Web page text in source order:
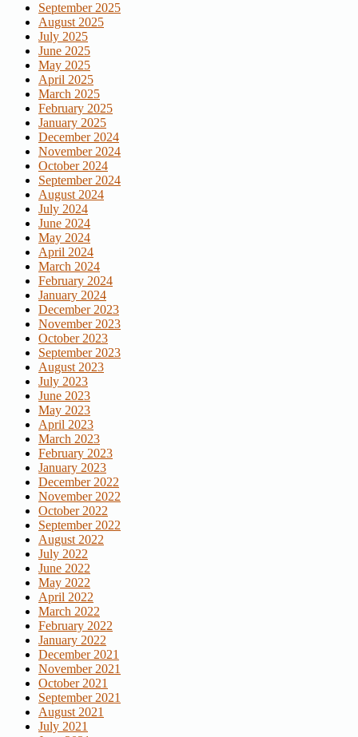
September 2025
August 2025
July 2025
June 2025
May 2025
April 2025
March 2025
February 2025
January 2025
December 2024
November 2024
October 2024
September 2024
August 2024
July 2024
June 2024
May 2024
April 2024
March 2024
February 2024
January 2024
December 2023
November 2023
October 2023
September 2023
August 2023
July 2023
June 2023
May 2023
April 2023
March 2023
February 2023
January 2023
December 2022
November 2022
October 2022
September 2022
August 2022
July 2022
June 2022
May 2022
April 2022
March 2022
February 2022
January 2022
December 2021
November 2021
October 2021
September 2021
August 2021
July 2021